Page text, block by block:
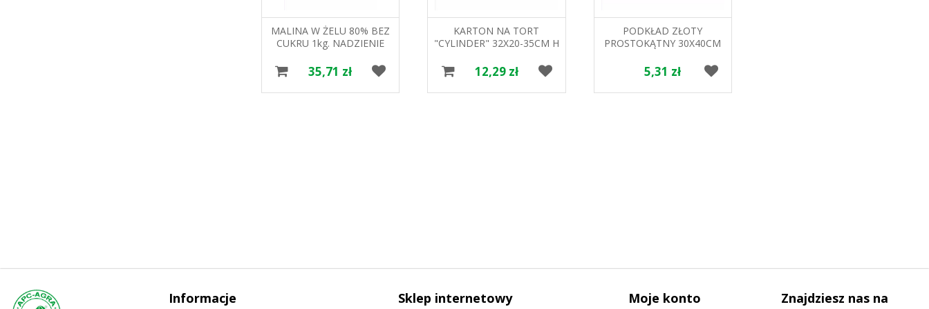
MALINA W ŻELU 80% BEZ
CUKRU 1kg. NADZIENIE
35,71 zł
KARTON NA TORT
"CYLINDER" 32X20-35CM H
12,29 zł
PODKŁAD ZŁOTY
PROSTOKĄTNY 30X40CM
5,31 zł
Informacje Sklep internetowy Moje konto Znajdziesz nas na